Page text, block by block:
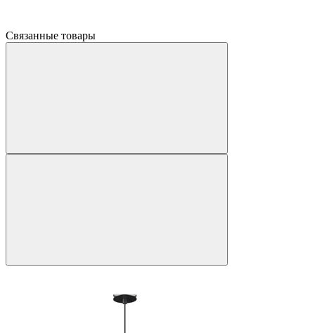
Связанные товары